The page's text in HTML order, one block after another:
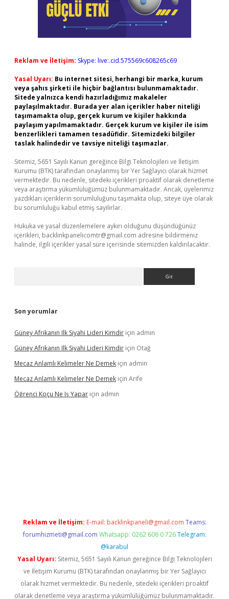
Reklam ve İletişim: Skype: live:.cid.575569c608265c69
Yasal Uyarı: Bu internet sitesi, herhangi bir marka, kurum
veya şahıs şirketi ile hiçbir bağlantısı bulunmamaktadır.
Sitede yalnızca kendi hazırladığımız makaleler
paylaşılmaktadır. Burada yer alan içerikler haber niteliği
taşımamakta olup, gerçek kurum ve kişiler hakkında
paylaşım yapılmamaktadır. Gerçek kurum ve kişiler ile isim
benzerlikleri tamamen tesadüfidir. Sitemizdeki bilgiler
taslak halindedir ve tavsiye niteliği taşımazlar.
Sitemiz, 5651 Sayılı Kanun gereğince Bilgi Teknolojileri ve İletişim
Kurumu (BTK) tarafından onaylanmış bir Yer Sağlayıcı olarak hizmet
vermektedir. Bu nedenle, sitedeki içerikleri proaktif olarak denetleme
veya araştırma yükümlülüğümüz bulunmamaktadır. Ancak, üyelerimiz
yazdıkları içeriklerin sorumluluğunu taşımakta olup, siteye üye olarak
bu sorumluluğu kabul etmiş sayılırlar.
Hukuka ve yasal düzenlemelere aykırı olduğunu düşündüğünüz
içerikleri, backlinkpanelicomtr@gmail.com adresine bildirmeniz
halinde, ilgili içerikler yasal süre içerisinde sitemizden kaldırılacaktır.
Son yorumlar
Güney Afrikanın Ilk Siyahi Lideri Kimdir için admin
Güney Afrikanın Ilk Siyahi Lideri Kimdir için Otağ
Mecaz Anlamlı Kelimeler Ne Demek için admin
Mecaz Anlamlı Kelimeler Ne Demek için Arife
Öğrenci Koçu Ne Iş Yapar için admin
Reklam ve İletişim: E-mail: backlinkpaneli@gmail.com Teams:
forumhizmeti@gmail.com Whatsapp: 0262 606 0 726 Telegram:
@karabul
Yasal Uyarı: Sitemiz, 5651 Sayılı Kanun gereğince Bilgi Teknolojileri
ve İletişim Kurumu (BTK) tarafından onaylanmış bir Yer Sağlayıcı
olarak hizmet vermektedir. Bu nedenle, sitedeki içerikleri proaktif
olarak denetleme veya araştırma yükümlülüğümüz bulunmamaktadır.